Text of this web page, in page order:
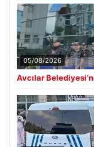
05/08/2026
Avcılar